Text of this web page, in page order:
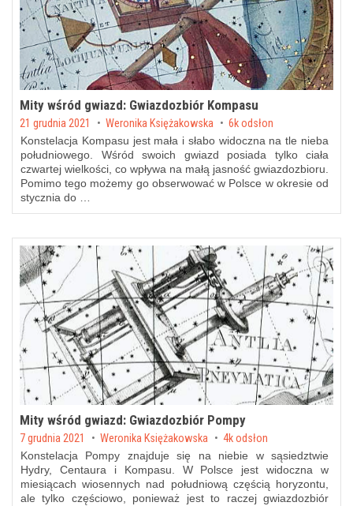
Mity wśród gwiazd: Gwiazdozbiór Kompasu
Posted on
21 grudnia 2021 byWeronika Księżakowska 6k odsłon
Konstelacja Kompasu jest mała i słabo widoczna na tle nieba
południowego. Wśród swoich gwiazd posiada tylko ciała
czwartej wielkości, co wpływa na małą jasność gwiazdozbioru.
Pomimo tego możemy go obserwować w Polsce w okresie od
stycznia do …
Mity wśród gwiazd: Gwiazdozbiór Pompy
Posted on
7 grudnia 2021 byWeronika Księżakowska 4k odsłon
Konstelacja Pompy znajduje się na niebie w sąsiedztwie
Hydry, Centaura i Kompasu. W Polsce jest widoczna w
miesiącach wiosennych nad południową częścią horyzontu,
ale tylko częściowo, ponieważ jest to raczej gwiazdozbiór